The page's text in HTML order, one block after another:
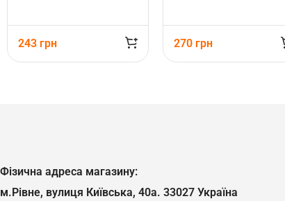
243 грн 270 грн
Фізична адреса магазину:
м.Рівне, вулиця Київська, 40а. 33027 Україна